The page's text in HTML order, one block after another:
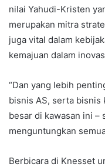
nilai Yahudi-Kristen
merupakan mitra
juga vital dalam
kemajuan dalam
“Dan yang lebih
bisnis AS, serta bisnis
besar di kawasan ini –
menguntungkan
Berbicara di Knesset